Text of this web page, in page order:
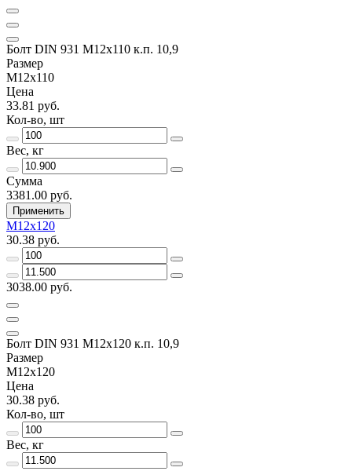
Болт DIN 931 М12х110 к.п. 10,9
Размер
М12х110
Цена
33.81 руб.
Кол-во, шт
Вес, кг
Сумма
3381.00 руб.
Применить
М12х120
30.38 руб.
3038.00 руб.
Болт DIN 931 М12х120 к.п. 10,9
Размер
М12х120
Цена
30.38 руб.
Кол-во, шт
Вес, кг